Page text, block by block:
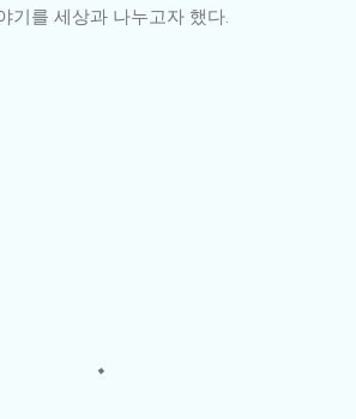
기를 세상과 나누고자 했다.